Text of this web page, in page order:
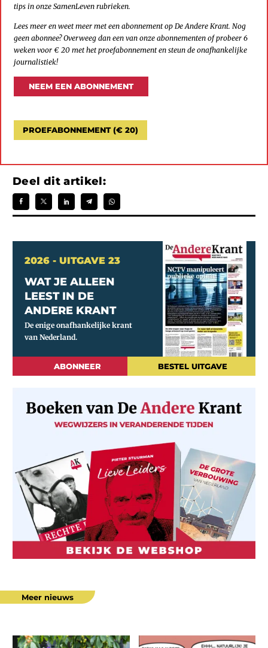
tips in onze SamenLeven rubrieken.
Lees meer en weet meer met een abonnement op De Andere Krant. Nog
geen abonnee? Overweeg dan een van onze abonnementen of probeer 6
weken voor € 20 met het proefabonnement en steun de onafhankelijke
journalistiek!
NEEM EEN ABONNEMENT
PROEFABONNEMENT (€ 20)
Deel dit artikel:
2026 - UITGAVE 23
WAT JE ALLEEN
LEEST IN DE
ANDERE KRANT
ABONNEER BESTEL UITGAVE
Meer nieuws
Gezond
“Deze